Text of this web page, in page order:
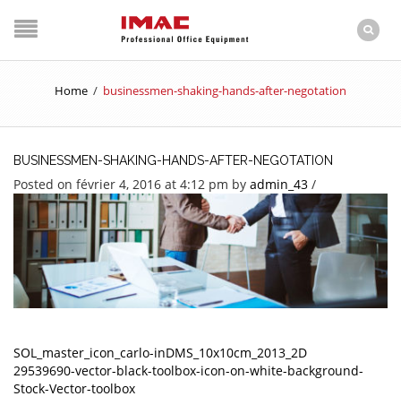
Home / businessmen-shaking-hands-after-negotation
BUSINESSMEN-SHAKING-HANDS-AFTER-NEGOTATION
Posted on février 4, 2016 at 4:12 pm by admin_43 /
SOL_master_icon_carlo-inDMS_10x10cm_2013_2D
29539690-vector-black-toolbox-icon-on-white-background-
Stock-Vector-toolbox